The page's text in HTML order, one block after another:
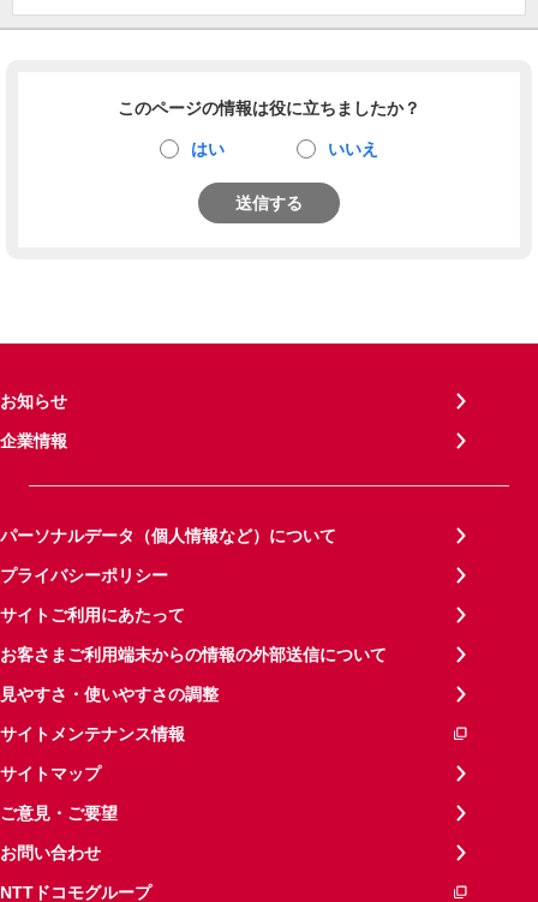
このページの情報は役に立ちましたか？
はい いいえ
送信する
お知らせ
企業情報
パーソナルデータ（個人情報など）について
プライバシーポリシー
サイトご利用にあたって
お客さまご利用端末からの情報の外部送信について
見やすさ・使いやすさの調整
サイトメンテナンス情報
サイトマップ
ご意見・ご要望
お問い合わせ
NTTドコモグループ